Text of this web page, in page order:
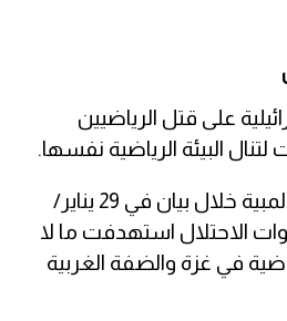
على قتل الرياضيين
البيئة الرياضية نفسها.
وقد كشفت اللجنة الأولمبية خلال بيان في 29 يناير/
2025، أن قوات الاحتلال استهدفت ما لا
رياضية في غزة والضفة الغربية